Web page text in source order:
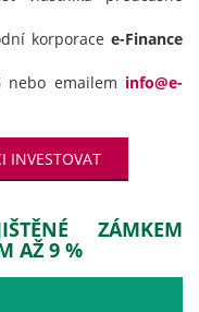
korporace e-Finance
nebo emailem info@e-
INVESTOVAT
ZÁMKEM
AŽ 9 %